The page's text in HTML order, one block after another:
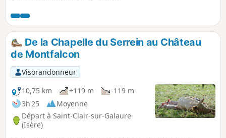
de la randonnée : De la Chapelle du
Serrein au Château de Montfalcon avec
des passages différents.
De la Chapelle du Serrein au Château
de Montfalcon
Visorandonneur
10,75 km
+119 m
-119 m
3h 25
Moyenne
Départ à Saint-Clair-sur-Galaure
(Isère)